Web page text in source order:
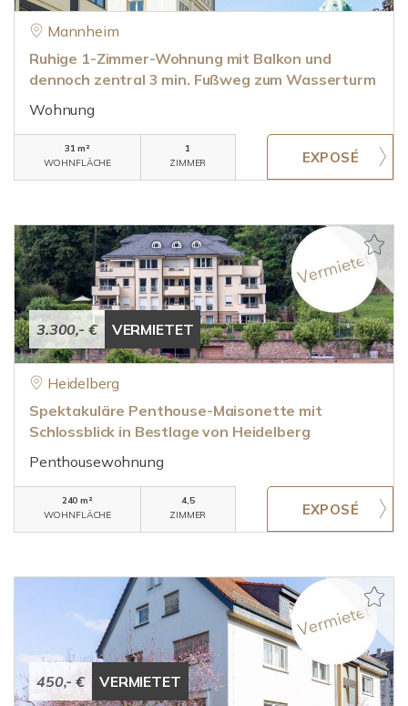
Mannheim
Ruhige 1-Zimmer-Wohnung mit Balkon und
dennoch zentral 3 min. Fußweg zum Wasserturm
Wohnung
31 m²
WOHNFLÄCHE
1
ZIMMER
3.300,- € VERMIETET
Heidelberg
Spektakuläre Penthouse-Maisonette mit
Schlossblick in Bestlage von Heidelberg
Penthousewohnung
240 m²
WOHNFLÄCHE
4,5
ZIMMER
450,- € VERMIETET